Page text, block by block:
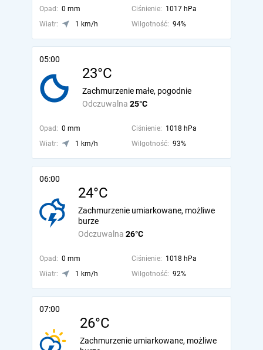
Opad: 0 mm Ciśnienie: 1017 hPa
Wiatr:
1 km/h Wilgotność: 94%
05:00
23°C
Odczuwalna 25°C
Zachmurzenie małe, pogodnie
Opad: 0 mm Ciśnienie: 1018 hPa
Wiatr:
1 km/h Wilgotność: 93%
06:00
24°C
Odczuwalna 26°C
Zachmurzenie umiarkowane, możliwe
burze
Opad: 0 mm Ciśnienie: 1018 hPa
Wiatr:
1 km/h Wilgotność: 92%
07:00
26°C
Zachmurzenie umiarkowane, możliwe